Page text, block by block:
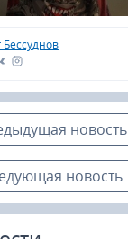
Бессуднов
новость
новость